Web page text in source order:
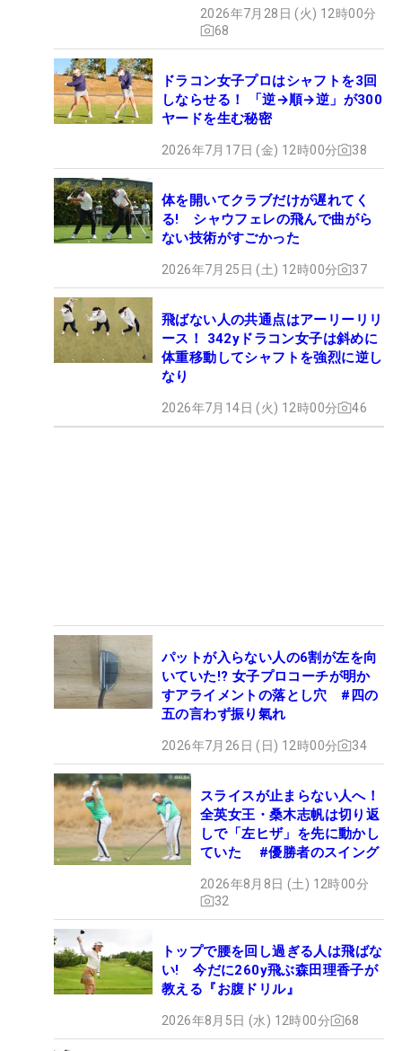
2026年7月28日 (火) 12時00分
68
ドラコン女子プロはシャフトを3回
しならせる！ 「逆→順→逆」が300
ヤードを生む秘密
2026年7月17日 (金) 12時00分 38
体を開いてクラブだけが遅れてく
る! シャウフェレの飛んで曲がら
ない技術がすごかった
2026年7月25日 (土) 12時00分 37
飛ばない人の共通点はアーリーリリ
ース！ 342yドラコン女子は斜めに
体重移動してシャフトを強烈に逆し
なり
2026年7月14日 (火) 12時00分 46
パットが入らない人の6割が左を向
いていた!? 女子プロコーチが明か
すアライメントの落とし穴 #四の
五の言わず振り氣れ
2026年7月26日 (日) 12時00分 34
スライスが止まらない人へ！
全英女王・桑木志帆は切り返
しで「左ヒザ」を先に動かし
ていた #優勝者のスイング
2026年8月8日 (土) 12時00分
32
トップで腰を回し過ぎる人は飛ばな
い! 今だに260y飛ぶ森田理香子が
教える『お腹ドリル』
2026年8月5日 (水) 12時00分 68